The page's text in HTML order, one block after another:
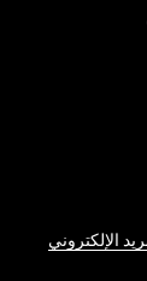
الإلكتروني